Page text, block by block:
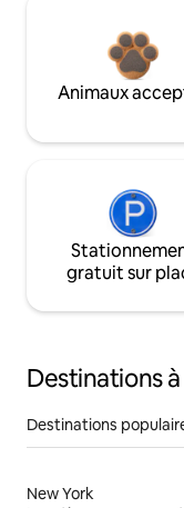
Animaux
gratuit sur
Destinations
Destinations
New York